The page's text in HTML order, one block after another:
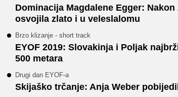
Dominacija Magdalene Egger:
osvojila zlato i u veleslalomu
Brzo klizanje - short track
EYOF 2019: Slovakinja i Poljak
500 metara
Drugi dan EYOF-a
Skijaško trčanje: Anja Weber